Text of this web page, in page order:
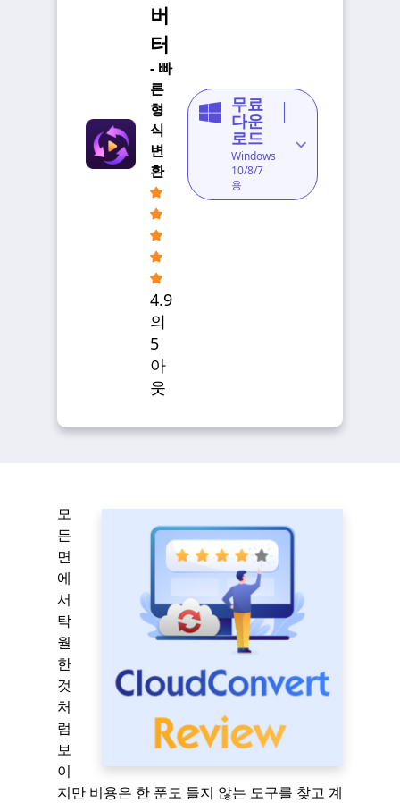
버
터
- 빠
른
형
식
변
환
4.9
의
5
아
웃
무료
다운
로드
Windows
10/8/7
용
모
든
면
에
서
탁
월
한
것
처
럼
보
이
지만 비용은 한 푼도 들지 않는 도구를 찾고 계